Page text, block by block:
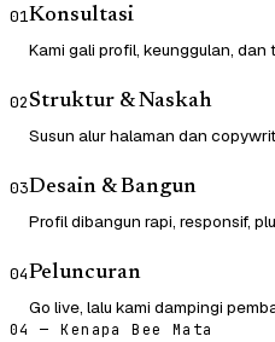
01Konsultasi
Kami gali profil, keunggulan,
02Struktur & Naskah
Susun alur halaman dan
03Desain & Bangun
Profil dibangun rapi, responsif,
04Peluncuran
Go live, lalu kami dampingi
04 — Kenapa Bee Mata